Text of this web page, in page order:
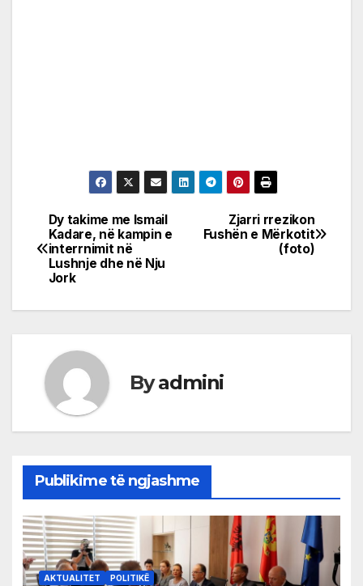
Post
navigation
Zjarri rrezikon
Fushën e Mërkotit
(foto)
Dy takime me Ismail
Kadare, në kampin e
interrnimit në
Lushnje dhe në Nju
Jork
Byadmini
Publikime të ngjashme
AKTUALITET POLITIKË